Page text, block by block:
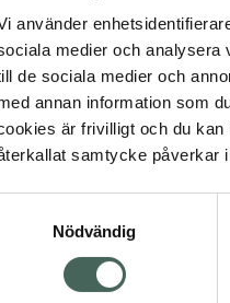
använder
medier och analysera
de sociala medier och
annan information som
är frivilligt och du
samtycke påverkar
Nödvändig
bipacksedeln innan
FASS